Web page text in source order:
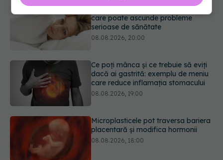
dacă ai gastrită: exemplu de meniu
care reduce inflamația stomacului
08.08.2026, 19:00
Microplasticele pot traversa bariera
placentară și modifica hormonii
08.08.2026, 18:00
Trucul genial cu ceai negru pentru
păr. Tot mai multe femei îl adoră
08.08.2026, 17:00